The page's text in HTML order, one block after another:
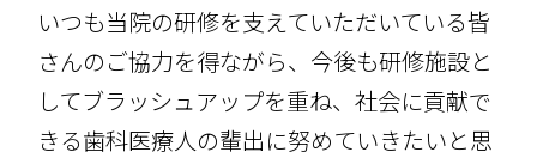
いつも当院の研修を支えていただいている皆
さんのご協力を得ながら、今後も研修施設と
してブラッシュアップを重ね、社会に貢献で
きる歯科医療人の輩出に努めていきたいと思